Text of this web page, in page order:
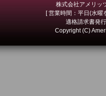
株式会社アメリ
[ 営業時間：平日(水
適格請求書発
Copyright (C)